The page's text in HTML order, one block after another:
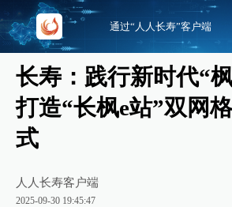
长寿：践行新时代“
打造“长枫e站”双网
式
人人长寿客户端
2025-09-30 19:45:47
通过“人人长寿”客户端